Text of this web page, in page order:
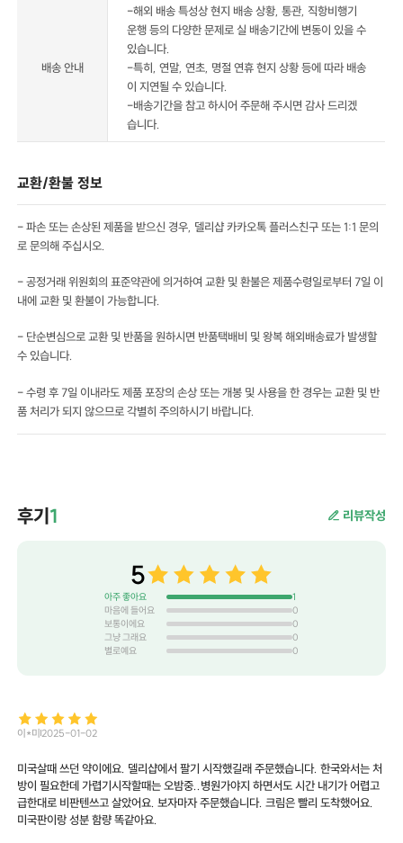
배송 안내
-해외 배송 특성상 현지 배송 상황, 통관, 직항비행기
운행 등의 다양한 문제로 실 배송기간에 변동이 있을 수
있습니다.
-특히, 연말, 연초, 명절 연휴 현지 상황 등에 따라 배송
이 지연될 수 있습니다.
-배송기간을 참고 하시어 주문해 주시면 감사 드리겠
습니다.
교환/환불 정보
- 파손 또는 손상된 제품을 받으신 경우, 델리샵 카카오톡 플러스친구 또는 1:1 문의
로 문의해 주십시오.
- 공정거래 위원회의 표준약관에 의거하여 교환 및 환불은 제품수령일로부터 7일 이
내에 교환 및 환불이 가능합니다.
- 단순변심으로 교환 및 반품을 원하시면 반품택배비 및 왕복 해외배송료가 발생할
수 있습니다.
- 수령 후 7일 이내라도 제품 포장의 손상 또는 개봉 및 사용을 한 경우는 교환 및 반
품 처리가 되지 않으므로 각별히 주의하시기 바랍니다.
후기1 리뷰작성
5
아주 좋아요
1
마음에 들어요
0
보통이에요
0
그냥 그래요
0
별로예요
0
이*미2025-01-02
미국살때 쓰던 약이에요. 델리샵에서 팔기 시작했길래 주문했습니다. 한국와서는 처
방이 필요한데 가렵기시작할때는 오밤중..병원가야지 하면서도 시간 내기가 어렵고
급한대로 비판텐쓰고 살았어요. 보자마자 주문했습니다. 크림은 빨리 도착했어요.
미국판이랑 성분 함량 똑같아요.